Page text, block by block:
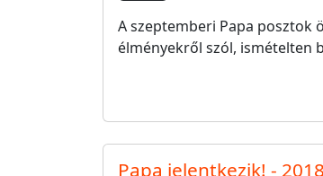
A szeptemberi Papa posztok
élményekről szól, ismételten
Papa jelentkezik! -